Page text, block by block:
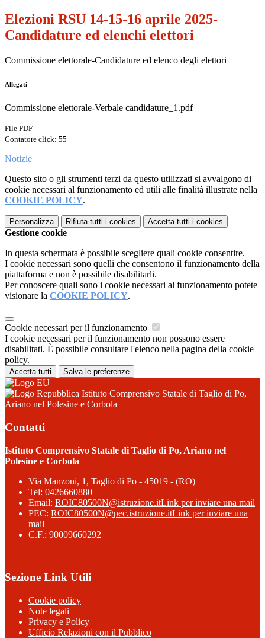
Elezioni RSU 14-15-16 aprile 2025-
Candidature ed elenchi elettori
Commissione elettorale-Candidature ed elenco degli elettori
Allegati
Commissione elettorale-Verbale candidature_1.pdf
File PDF
Contatore click: 55
Notizie
Questo sito o gli strumenti terzi da questo utilizzati si avvalgono di
cookie necessari al funzionamento ed utili alle finalità illustrate nella
COOKIE POLICY.
Personalizza Rifiuta tutti i cookies Accetta tutti i cookies
Gestione cookie
In questa schermata è possibile scegliere quali cookie consentire.
I cookie necessari sono quelli che consentono il funzionamento della
piattaforma e non è possibile disabilitarli.
Per conoscere quali sono i cookie necessari al funzionamento potete
visionare la COOKIE POLICY.
Cookie necessari per il funzionamento
I cookie necessari per il funzionamento non possono essere
disabilitati. È possibile consultare l'elenco nella pagina della cookie
policy.
Accetta tutti Salva le preferenze
Istituto Comprensivo Statale di Taglio di Po,
Ariano nel Polesine e Corbola
Contatti
Istituto Comprensivo Statale di Taglio di Po, Ariano nel
Polesine e Corbola
Via Manzoni, 1, Taglio di Po - 45019 - (RO)
Tel: 0426660880
Email: ROIC80500N@istruzione.itLink per inviare una mail
PEC: ROIC80500N@pec.istruzione.itLink per inviare una
mail
C.F.: 90009660292
Sezione Link Utili
Cookie policy
Note legali
Privacy e Policy
Ufficio Relazioni con il Pubblico